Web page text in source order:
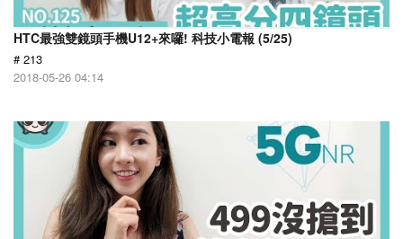
HTC最強雙鏡頭手機U12+來囉! 科技小電報 (5/25)
# 213
2018-05-26 04:14